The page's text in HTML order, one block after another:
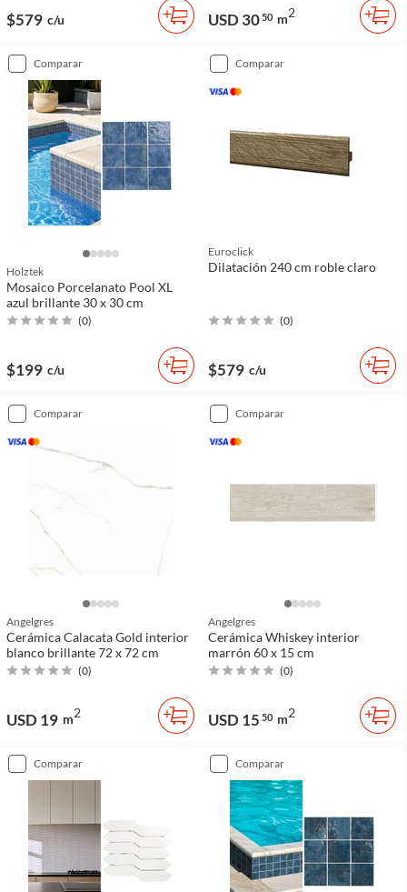
$579 c/u USD 30 50 m2
comparar
Holztek
Mosaico Porcelanato Pool XL
azul brillante 30 x 30 cm
(0)
$199 c/u
comparar
Euroclick
Dilatación 240 cm roble claro
(0)
$579 c/u
comparar
Angelgres
Cerámica Calacata Gold interior
blanco brillante 72 x 72 cm
(0)
USD 19 m2
comparar
Angelgres
Cerámica Whiskey interior
marrón 60 x 15 cm
(0)
USD 15 50 m2
comparar comparar